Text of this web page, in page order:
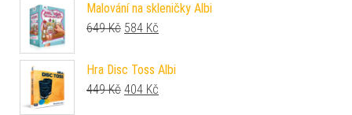
Malování na skleničky Albi
649Kč Původní cena byla: 649 Kč.
584 Kč
Hra Disc Toss Albi
449Kč Původní cena byla: 449 Kč.
404 Kč